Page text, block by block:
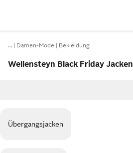
… Damen-Mode Bekleidung
Wellensteyn Black Friday Jacken
Übergangsjacken